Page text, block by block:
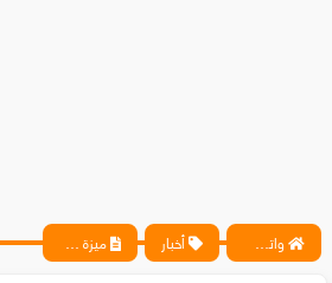
واتس آب ، فيسبوك ، أنترنت ، شروحات تقنية حصرية - المحترف أخبار ميزة جديدة في Google Assistant تساعد في العثور على الآيفون حتى لو كان في وضع صامت